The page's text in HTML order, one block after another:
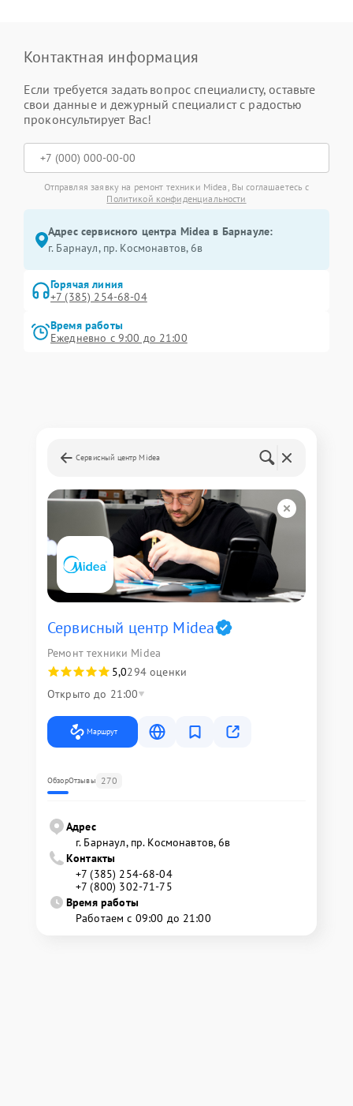
Контактная информация
Если требуется задать вопрос специалисту, оставьте
свои данные и дежурный специалист с радостью
проконсультирует Вас!
Отправляя заявку на ремонт техники Midea, Вы соглашаетесь с
Политикой конфиденциальности
Адрес сервисного центра Midea в Барнауле:
г. Барнаул, ​пр. Космонавтов, 6в
Горячая линия
+7 (385) 254-68-04
Время работы
Ежедневно с 9:00 до 21:00
Сервисный центр Midea
Сервисный центр Midea
Ремонт техники Midea
5,0294 оценки
Открыто до 21:00
Маршрут
ОбзорОтзывы 270
Адрес
г. Барнаул, ​пр. Космонавтов, 6в
Контакты
+7 (385) 254-68-04
+7 (800) 302-71-75
Время работы
Работаем с 09:00 до 21:00